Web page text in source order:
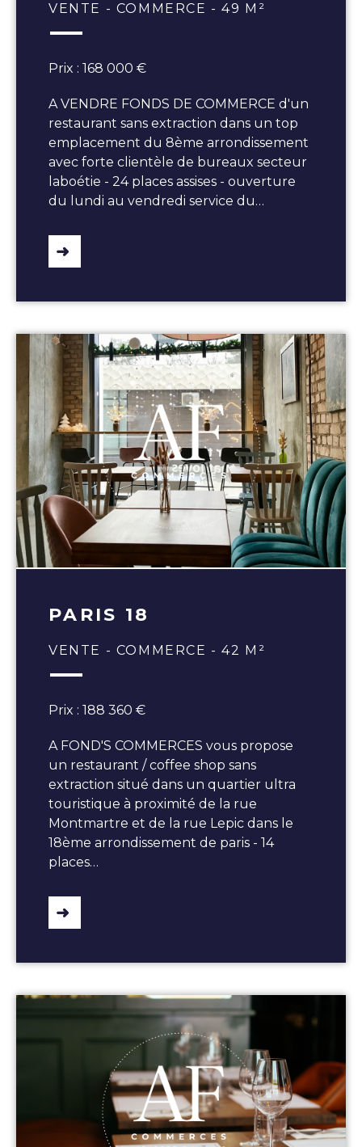
VENTE - COMMERCE - 49 M²
Prix : 168 000 €
A VENDRE FONDS DE COMMERCE d'un
restaurant sans extraction dans un top
emplacement du 8ème arrondissement
avec forte clientèle de bureaux secteur
laboétie - 24 places assises - ouverture
du lundi au vendredi service du…
PARIS 18
VENTE - COMMERCE - 42 M²
Prix : 188 360 €
A FOND'S COMMERCES vous propose
un restaurant / coffee shop sans
extraction situé dans un quartier ultra
touristique à proximité de la rue
Montmartre et de la rue Lepic dans le
18ème arrondissement de paris - 14
places…